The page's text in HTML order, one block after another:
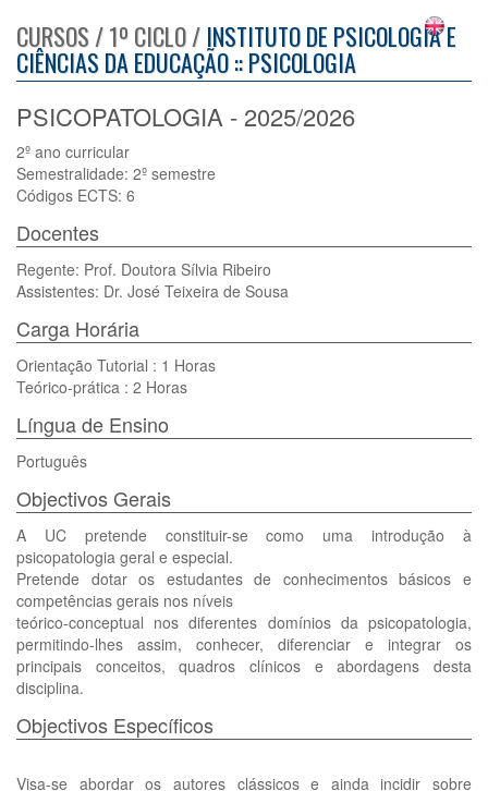
CURSOS / 1º CICLO / INSTITUTO DE PSICOLOGIA E
CIÊNCIAS DA EDUCAÇÃO :: PSICOLOGIA
PSICOPATOLOGIA - 2025/2026
2º ano curricular
Semestralidade: 2º semestre
Códigos ECTS: 6
Docentes
Regente: Prof. Doutora Sílvia Ribeiro
Assistentes: Dr. José Teixeira de Sousa
Carga Horária
Orientação Tutorial : 1 Horas
Teórico-prática : 2 Horas
Língua de Ensino
Português
Objectivos Gerais
A UC pretende constituir-se como uma introdução à
psicopatologia geral e especial.
Pretende dotar os estudantes de conhecimentos básicos e
competências gerais nos níveis
teórico-conceptual nos diferentes domínios da psicopatologia,
permitindo-lhes assim, conhecer, diferenciar e integrar os
principais conceitos, quadros clínicos e abordagens desta
disciplina.
Objectivos Específicos
Visa-se abordar os autores clássicos e ainda incidir sobre